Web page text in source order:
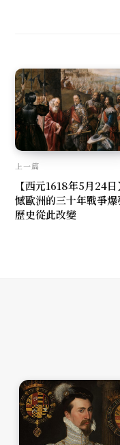
上一篇
【西元1618年5月24
憾歐洲的三十年戰爭爆
歷史從此改變